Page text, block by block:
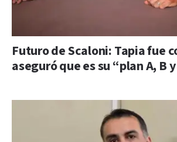
Futuro de Scaloni: Tapia fue
aseguró que es su “plan A, B y